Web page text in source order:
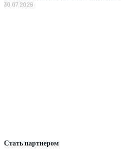
Стать партнером
30.07.2026